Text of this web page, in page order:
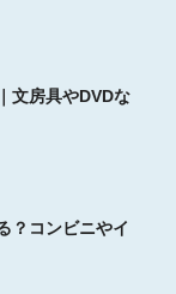
文房具やDVDな
？コンビニやイ